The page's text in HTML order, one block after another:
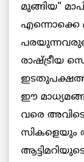
മുങ്ങിയ”
എന്നൊക്കെ
രാഷ്ട്രീയ
ഈ
വരെ
സികളെയും